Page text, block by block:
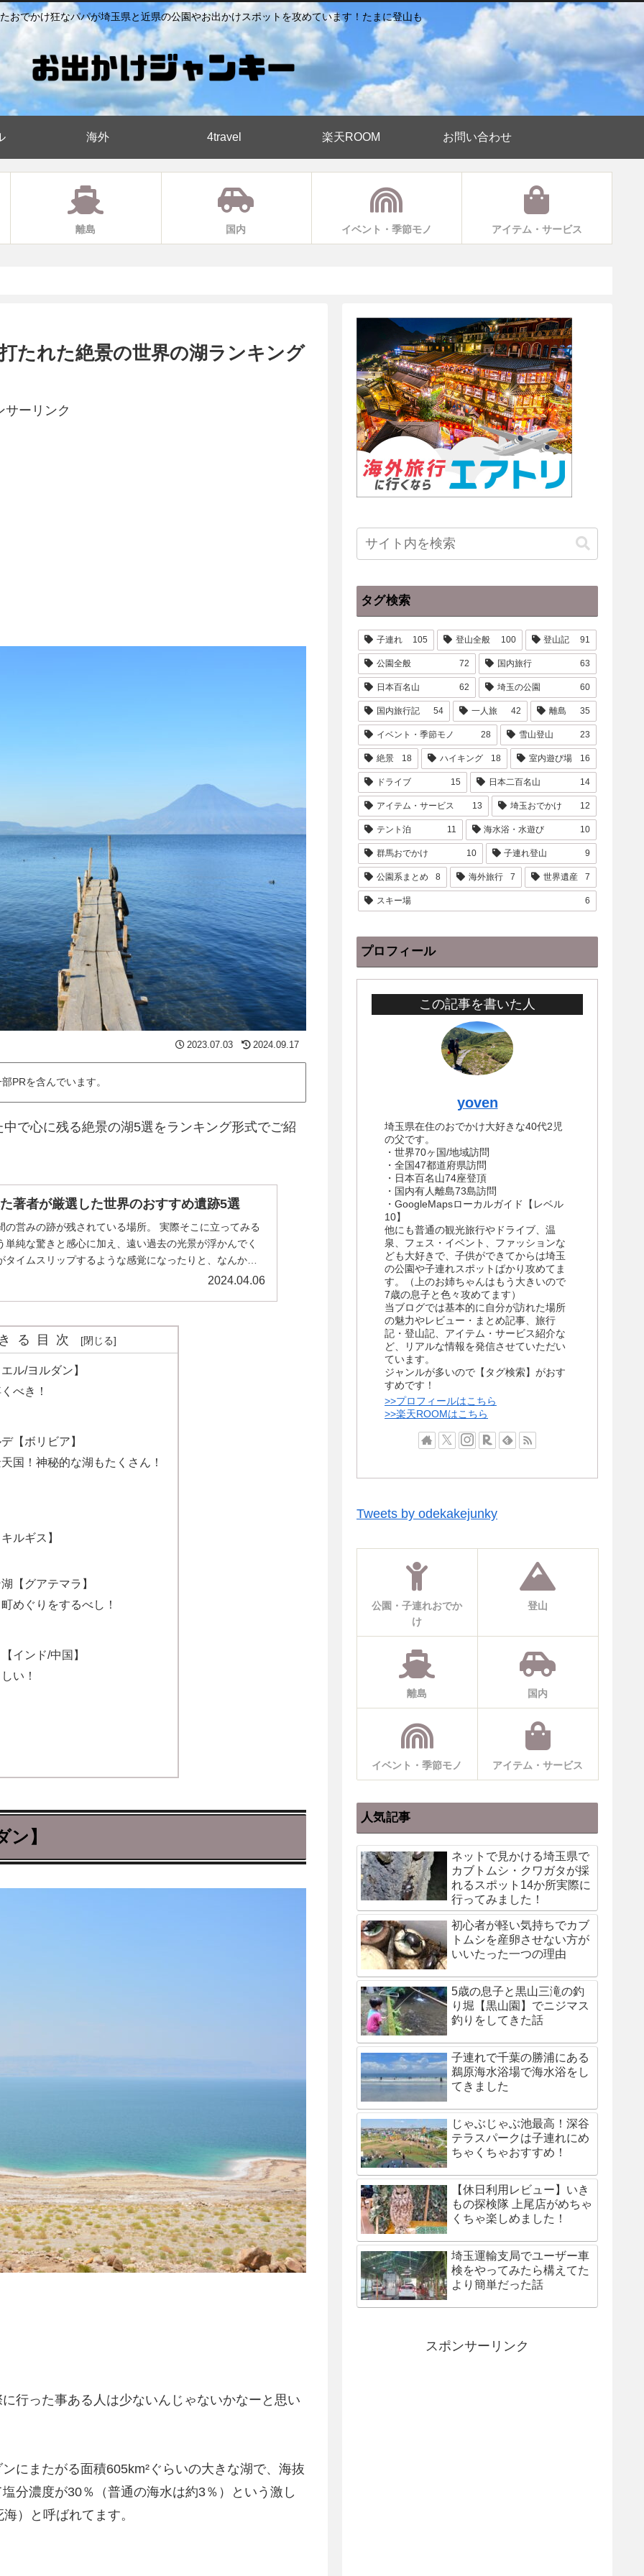
おでかけ狂なパパが埼玉県と近県の公園やお出かけスポットを攻めています！たまに登山も
海外 4travel 楽天ROOM お問い合わせ
離島 国内 イベント・季節モノ アイテム・サービス
たれた絶景の世界の湖ランキング
サーリンク
2023.07.03 2024.09.17
PRを含んでいます。
で心に残る絶景の湖5選をランキング形式でご紹
著者が厳選した世界のおすすめ遺跡5選
の営みの跡が残されている場所。 実際そこに立ってみる
単純な驚きと感心に加え、遠い過去の光景が浮かんでく
イムスリップするような感覚になったりと、なんかロ
2024.04.06
る目次
ル/ヨルダン】
べき！
【ボリビア】
国！神秘的な湖もたくさん！
ルギス】
【グアテマラ】
めぐりをするべし！
インド/中国】
い！
】
行った事ある人は少ないんじゃないかなーと思い
にまたがる面積605km²ぐらいの大きな湖で、海抜
分濃度が30％（普通の海水は約3％）という激し
）と呼ばれてます。
タグ検索
子連れ 105 登山全般 100 登山記 91
公園全般 72 国内旅行 63
日本百名山 62 埼玉の公園 60
国内旅行記 54 一人旅 42 離島 35
イベント・季節モノ 28 雪山登山 23
絶景 18 ハイキング 18 室内遊び場 16
ドライブ 15 日本二百名山 14
アイテム・サービス 13 埼玉おでかけ 12
テント泊 11 海水浴・水遊び 10
群馬おでかけ 10 子連れ登山 9
公園系まとめ 8 海外旅行 7 世界遺産 7
スキー場 6
プロフィール
この記事を書いた人
yoven
埼玉県在住のおでかけ大好きな40代2児
の父です。
・世界70ヶ国/地域訪問
・全国47都道府県訪問
・日本百名山74座登頂
・国内有人離島73島訪問
・GoogleMapsローカルガイド【レベル
10】
他にも普通の観光旅行やドライブ、温
泉、フェス・イベント、ファッションな
ども大好きで、子供ができてからは埼玉
の公園や子連れスポットばかり攻めてま
す。（上のお姉ちゃんはもう大きいので
7歳の息子と色々攻めてます）
当ブログでは基本的に自分が訪れた場所
の魅力やレビュー・まとめ記事、旅行
記・登山記、アイテム・サービス紹介な
ど、リアルな情報を発信させていただい
ています。
ジャンルが多いので【タグ検索】がおす
すめです！
>>プロフィールはこちら
>>楽天ROOMはこちら
Tweets by odekakejunky
公園・子連れおでか
け
登山
離島 国内
イベント・季節モノ アイテム・サービス
人気記事
ネットで見かける埼玉県で
カブトムシ・クワガタが採
れるスポット14か所実際に
行ってみました！
初心者が軽い気持ちでカブ
トムシを産卵させない方が
いいたった一つの理由
5歳の息子と黒山三滝の釣
り堀【黒山園】でニジマス
釣りをしてきた話
子連れで千葉の勝浦にある
鵜原海水浴場で海水浴をし
てきました
じゃぶじゃぶ池最高！深谷
テラスパークは子連れにめ
ちゃくちゃおすすめ！
【休日利用レビュー】いき
もの探検隊 上尾店がめちゃ
くちゃ楽しめました！
埼玉運輸支局でユーザー車
検をやってみたら構えてた
より簡単だった話
スポンサーリンク